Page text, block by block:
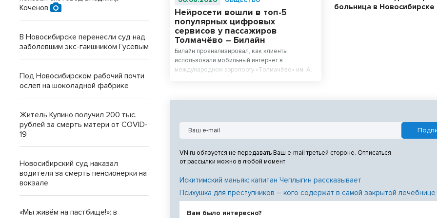
Нейросети вошли в топ-5
популярных цифровых
сервисов у пассажиров
Толмачёво – Билайн
Билайн проанализировал, как клиенты
использовали мобильный интернет в
международном аэропорту «Толмачёво» им. А.
активными пользователями нейросетей в
аэропорту.
больница в Новосибирске
VN.ru обязуется не передавать Ваш e-mail третьей стороне. Отписаться
от рассылки можно в любой момент
Искитимский маньяк: капитан Чеплыгин рассказывает
Психушка для преступников – кого содержат в самой закрытой
Вам было интересно?
Коченов
В Новосибирске перенесли суд над
заболевшим экс-гаишником Гусевым
Под Новосибирском рабочий почти
ослеп на шоколадной фабрике
Житель Купино получил 200 тыс.
рублей за смерть матери от COVID-
19
Новосибирский суд наказал
водителя за смерть пенсионерки на
вокзале
«Мы живём на пастбище!»: в